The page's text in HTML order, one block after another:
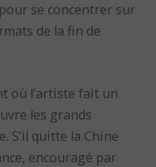
se concentrer sur
de la fin de
où l’artiste fait un
les grands
S’il quitte la Chine
encouragé par